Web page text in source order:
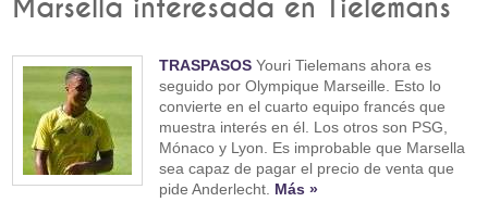
Marsella interesada en Tielemans
TRASPASOS Youri Tielemans ahora es
seguido por Olympique Marseille. Esto lo
convierte en el cuarto equipo francés que
muestra interés en él. Los otros son PSG,
Mónaco y Lyon. Es improbable que Marsella
sea capaz de pagar el precio de venta que
pide Anderlecht. Más »